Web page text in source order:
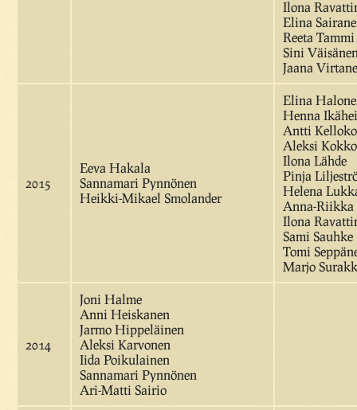
Ilona
Elina
Reeta Tammi
Sini
Jaana
2015
Eeva Hakala
Sannamari Pynnönen
Heikki-Mikael Smolander
Elina
Henna
Antti
Aleksi Kokko
Ilona Lähde
Pinja
Helena
Anna-
Ilona
Sami Sauhke
Tomi
Marjo
2014
Joni Halme
Anni Heiskanen
Jarmo Hippeläinen
Aleksi Karvonen
Iida Poikulainen
Sannamari Pynnönen
Ari-Matti Sairio